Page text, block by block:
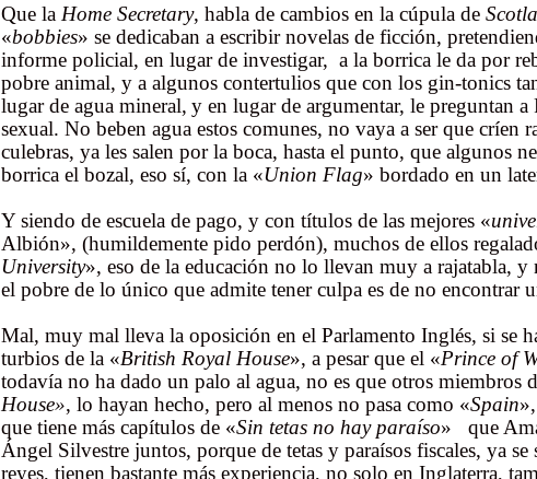
Que la Home Secretary, habla de cambios en la cúpula de
«bobbies» se dedicaban a escribir novelas de ficción,
informe policial, en lugar de investigar, a la borrica le da por
pobre animal, y a algunos contertulios que con los gin-tonics
lugar de agua mineral, y en lugar de argumentar, le preguntan
sexual. No beben agua estos comunes, no vaya a ser que críen
culebras, ya les salen por la boca, hasta el punto, que algunos
borrica el bozal, eso sí, con la «Union Flag» bordado en un
Y siendo de escuela de pago, y con títulos de las mejores «
Albión», (humildemente pido perdón), muchos de ellos
University», eso de la educación no lo llevan muy a rajatabla, y
el pobre de lo único que admite tener culpa es de no encontrar
Mal, muy mal lleva la oposición en el Parlamento Inglés, si se
turbios de la «British Royal House», a pesar que el «Prince of
todavía no ha dado un palo al agua, no es que otros miembros
House», lo hayan hecho, pero al menos no pasa como «Spain
que tiene más capítulos de «Sin tetas no hay paraíso» que
Ángel Silvestre juntos, porque de tetas y paraísos fiscales, ya se
reyes, tienen bastante más experiencia, no solo en Inglaterra,